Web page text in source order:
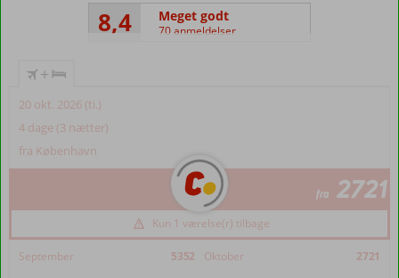
8,4 Meget godt
70 anmeldelser
+
20 okt. 2026 (ti.)
4 dage (3 nætter)
fra København
fra 2721
Kun 1 værelse(r) tilbage
September 5352 Oktober 2721